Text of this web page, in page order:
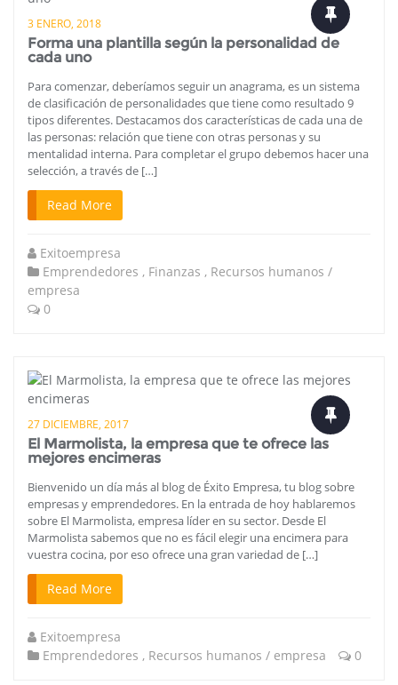
3 ENERO, 2018
Forma una plantilla según la personalidad de
cada uno
Para comenzar, deberíamos seguir un anagrama, es un sistema
de clasificación de personalidades que tiene como resultado 9
tipos diferentes. Destacamos dos características de cada una de
las personas: relación que tiene con otras personas y su
mentalidad interna. Para completar el grupo debemos hacer una
selección, a través de […]
Read More
Exitoempresa
Emprendedores , Finanzas , Recursos humanos /
empresa
0
27 DICIEMBRE, 2017
El Marmolista, la empresa que te ofrece las
mejores encimeras
Bienvenido un día más al blog de Éxito Empresa, tu blog sobre
empresas y emprendedores. En la entrada de hoy hablaremos
sobre El Marmolista, empresa líder en su sector. Desde El
Marmolista sabemos que no es fácil elegir una encimera para
vuestra cocina, por eso ofrece una gran variedad de […]
Read More
Exitoempresa
Emprendedores , Recursos humanos / empresa 0